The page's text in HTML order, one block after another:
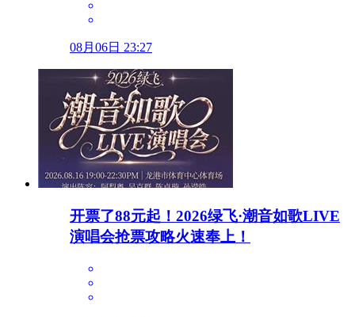
08月06日 23:27
开票了88元起！2026绿飞·潮音如歌LIVE
演唱会抢票攻略火速奉上！